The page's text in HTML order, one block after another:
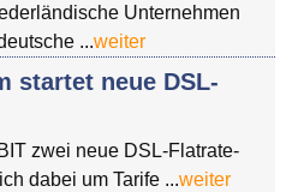
Unternehmen
...weiter
startet neue DSL-
zwei neue DSL-Flatrate-
dabei um Tarife ...weiter